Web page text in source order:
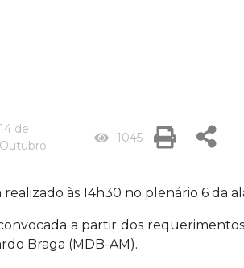
14 de
Outubro
1045
às 14h30 no plenário 6 da
a partir dos
Braga (MDB-AM).